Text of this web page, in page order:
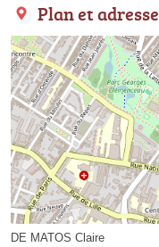
Plan et adresse
DE MATOS Claire